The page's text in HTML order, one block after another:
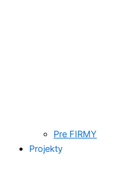
Pre FIRMY
Projekty